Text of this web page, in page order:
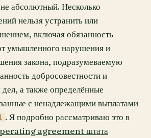
абсолютный. Несколько
нельзя устранить или
включая обязанность
умышленного нарушения и
закона, подразумеваемую
добросовестности и
дел, а также определённые
с ненадлежащими выплатами
. Я подробно рассматриваю это в
agreement штата